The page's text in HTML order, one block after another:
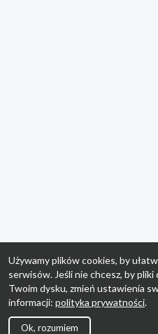
Używamy plików cookies, by
serwisów. Jeśli nie chcesz, by pliki
Twoim dysku, zmień ustawienia
informacji: polityka prywatności.
Ok, rozumiem